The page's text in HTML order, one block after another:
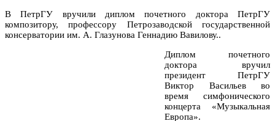
В ПетрГУ вручили диплом почетного доктора ПетрГУ
композитору, профессору Петрозаводской государственной
консерватории им. А. Глазунова Геннадию Вавилову..
Диплом почетного
доктора вручил
президент ПетрГУ
Виктор Васильев во
время симфонического
концерта «Музыкальная
Европа».